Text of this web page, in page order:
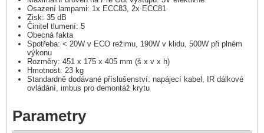
Osazení lampami: 1x ECC83, 2x ECC81
Zisk: 35 dB
Činitel tlumení: 5
Obecná fakta
Spotřeba: < 20W v ECO režimu, 190W v klidu, 500W při plném
výkonu
Rozměry: 451 x 175 x 405 mm (š x v x h)
Hmotnost: 23 kg
Standardně dodávané příslušenství: napájecí kabel, IR dálkové
ovládání, imbus pro demontáž krytu
Parametry